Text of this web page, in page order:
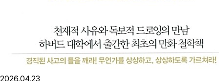
2026.04.23